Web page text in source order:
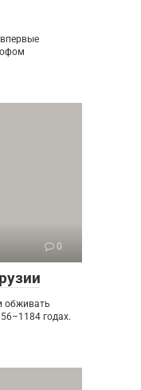
0
обживать
годах.